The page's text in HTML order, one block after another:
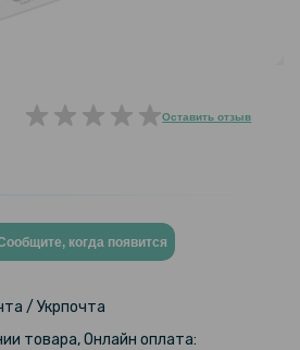
Оставить отзыв
когда появится
/ Укрпочта
товара, Онлайн оплата: